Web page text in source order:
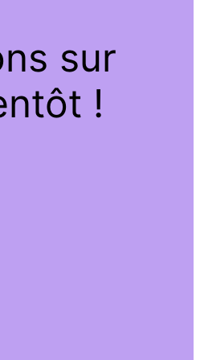
sur
!